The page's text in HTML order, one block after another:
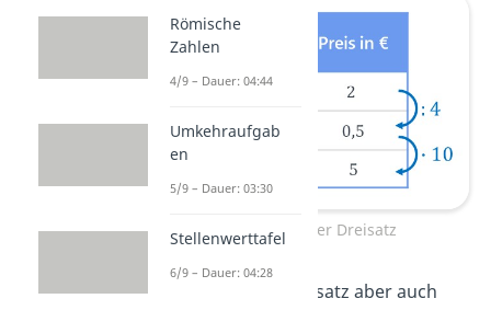
Proportionaler Dreisatz
Du kannst den Dreisatz aber auch
Römische
Zahlen
4/9 – Dauer: 04:44
Umkehraufgab
en
5/9 – Dauer: 03:30
Stellenwerttafel
6/9 – Dauer: 04:28